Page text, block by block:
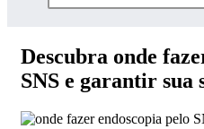
Descubra onde
SNS e garantir sua